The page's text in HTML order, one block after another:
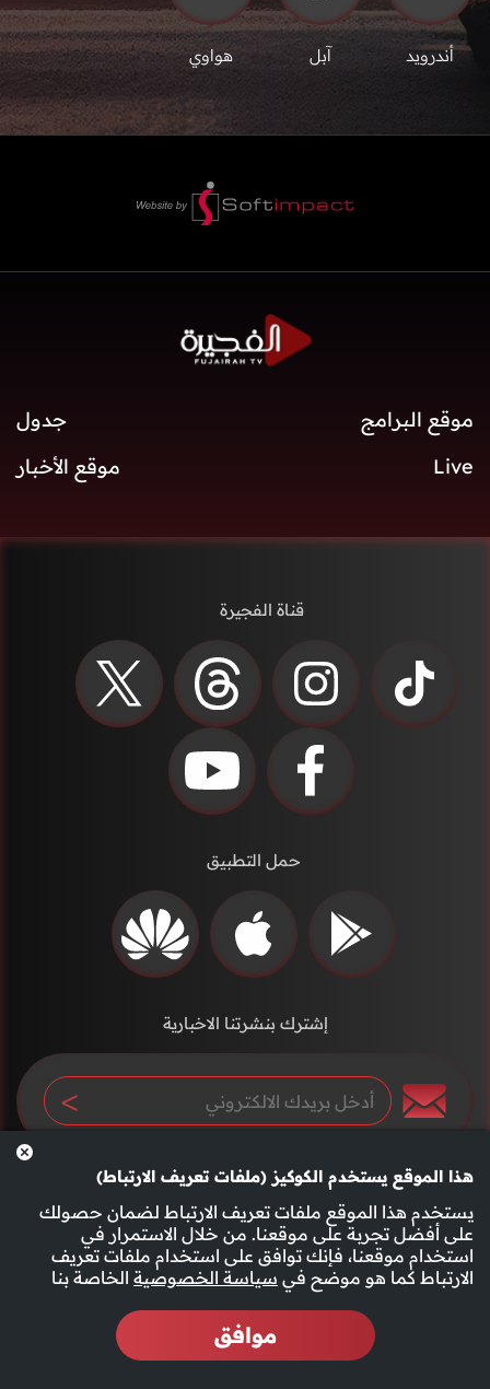
أندرويد آبل هواوي
هذا الموقع يستخدم الكوكيز (ملفات تعريف الارتباط)
يستخدم هذا الموقع ملفات تعريف الارتباط لضمان حصولك
على أفضل تجربة على موقعنا. من خلال الاستمرار في
استخدام موقعنا، فإنك توافق على استخدام ملفات تعريف
الارتباط كما هو موضح في سياسة الخصوصية الخاصة بنا
موافق
موقع البرامج
جدول
Live
موقع الأخبار
قناة الفجيرة
حمل التطبيق
إشترك بنشرتنا الاخبارية
سياسة الخصوصية الأحكام والشروط